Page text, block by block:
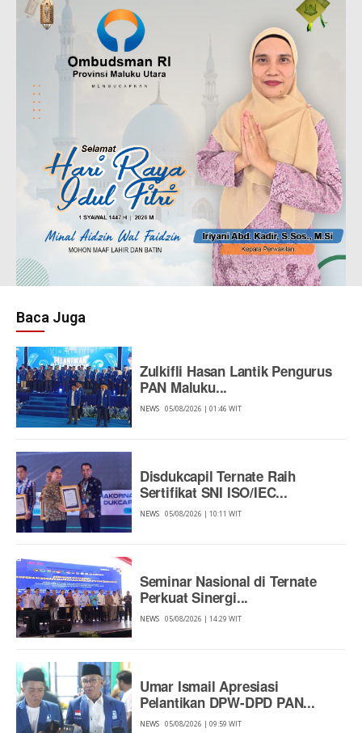
Baca Juga
Zulkifli Hasan Lantik Pengurus
PAN Maluku...
NEWS 05/08/2026 | 01:46 WIT
Disdukcapil Ternate Raih
Sertifikat SNI ISO/IEC...
NEWS 05/08/2026 | 10:11 WIT
Seminar Nasional di Ternate
Perkuat Sinergi...
NEWS 05/08/2026 | 14:29 WIT
Umar Ismail Apresiasi
Pelantikan DPW-DPD PAN...
NEWS 05/08/2026 | 09:59 WIT